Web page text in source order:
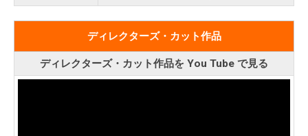
ディレクターズ・カット作品
ディレクターズ・カット作品を You Tube で見る